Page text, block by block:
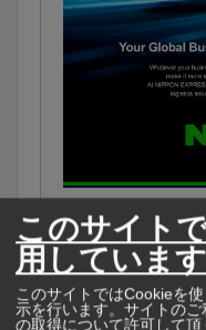
NXの拠点が、貴
業を動かす。物
このサイト
用しています
このサイトではCookieを
示を行います。サイトの
の取得について許可して頂